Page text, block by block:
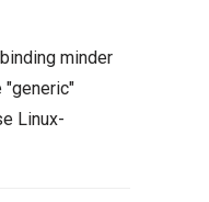
minder
"generic"
Linux-